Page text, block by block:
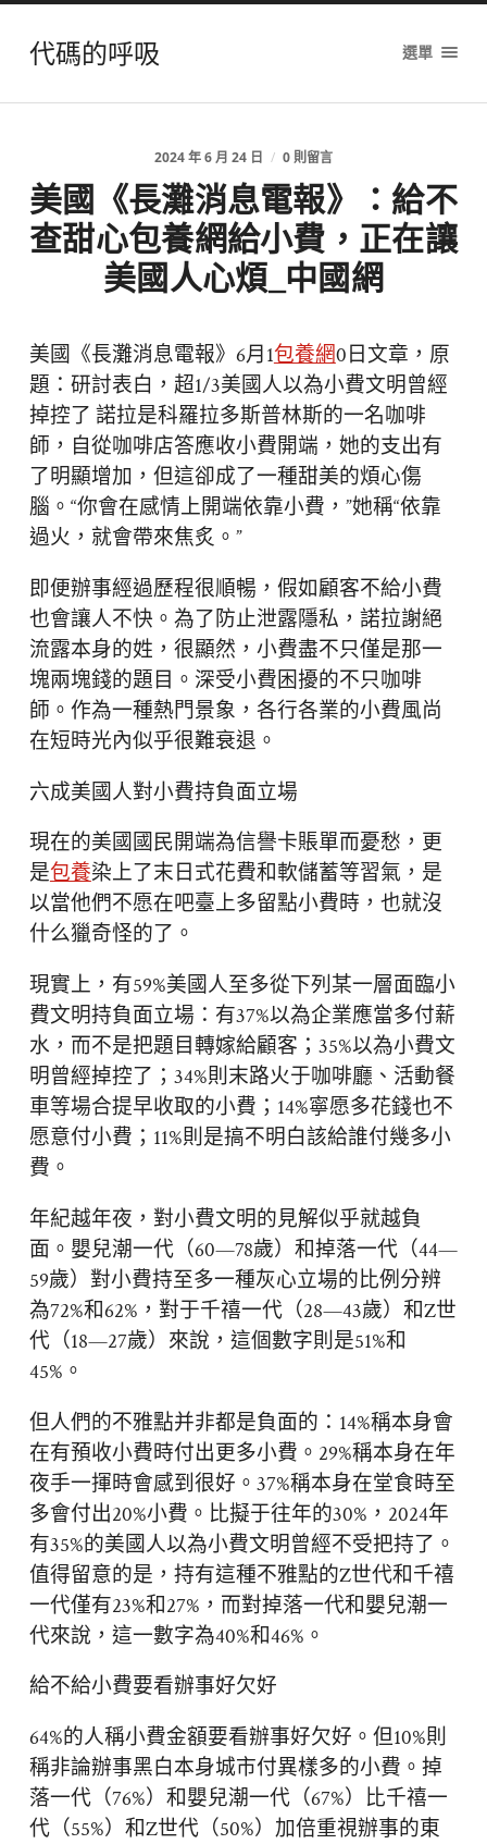
代碼的呼吸 選單
2024 年 6 月 24 日 / 0 則留言
美國《長灘消息電報》：給不
查甜心包養網給小費，正在讓
美國人心煩_中國網
美國《長灘消息電報》6月1包養網0日文章，原
題：研討表白，超1/3美國人以為小費文明曾經
掉控了 諾拉是科羅拉多斯普林斯的一名咖啡
師，自從咖啡店答應收小費開端，她的支出有
了明顯增加，但這卻成了一種甜美的煩心傷
腦。“你會在感情上開端依靠小費，”她稱“依靠
過火，就會帶來焦炙。”
即便辦事經過歷程很順暢，假如顧客不給小費
也會讓人不快。為了防止泄露隱私，諾拉謝絕
流露本身的姓，很顯然，小費盡不只僅是那一
塊兩塊錢的題目。深受小費困擾的不只咖啡
師。作為一種熱門景象，各行各業的小費風尚
在短時光內似乎很難衰退。
六成美國人對小費持負面立場
現在的美國國民開端為信譽卡賬單而憂愁，更
是包養染上了末日式花費和軟儲蓄等習氣，是
以當他們不愿在吧臺上多留點小費時，也就沒
什么獵奇怪的了。
現實上，有59%美國人至多從下列某一層面臨小
費文明持負面立場：有37%以為企業應當多付薪
水，而不是把題目轉嫁給顧客；35%以為小費文
明曾經掉控了；34%則末路火于咖啡廳、活動餐
車等場合提早收取的小費；14%寧愿多花錢也不
愿意付小費；11%則是搞不明白該給誰付幾多小
費。
年紀越年夜，對小費文明的見解似乎就越負
面。嬰兒潮一代（60—78歲）和掉落一代（44—
59歲）對小費持至多一種灰心立場的比例分辨
為72%和62%，對于千禧一代（28—43歲）和Z世
代（18—27歲）來說，這個數字則是51%和
45%。
但人們的不雅點并非都是負面的：14%稱本身會
在有預收小費時付出更多小費。29%稱本身在年
夜手一揮時會感到很好。37%稱本身在堂食時至
多會付出20%小費。比擬于往年的30%，2024年
有35%的美國人以為小費文明曾經不受把持了。
值得留意的是，持有這種不雅點的Z世代和千禧
一代僅有23%和27%，而對掉落一代和嬰兒潮一
代來說，這一數字為40%和46%。
給不給小費要看辦事好欠好
64%的人稱小費金額要看辦事好欠好。但10%則
稱非論辦事黑白本身城市付異樣多的小費。掉
落一代（76%）和嬰兒潮一代（67%）比千禧一
代（55%）和Z世代（50%）加倍重視辦事的東